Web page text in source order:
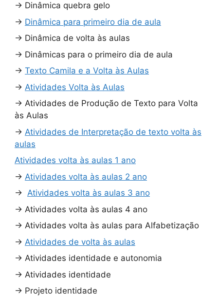
→ Dinâmica quebra gelo
→ Dinâmica para primeiro dia de aula
→ Dinâmica de volta às aulas
→ Dinâmicas para o primeiro dia de aula
→ Texto Camila e a Volta às Aulas
→ Atividades Volta às Aulas
→ Atividades de Produção de Texto para Volta
às Aulas
→ Atividades de Interpretação de texto volta às
aulas
Atividades volta às aulas 1 ano
→ Atividades volta às aulas 2 ano
→ Atividades volta às aulas 3 ano
→ Atividades volta às aulas 4 ano
→ Atividades volta às aulas para Alfabetização
→ Atividades de volta às aulas
→ Atividades identidade e autonomia
→ Atividades identidade
→ Projeto identidade